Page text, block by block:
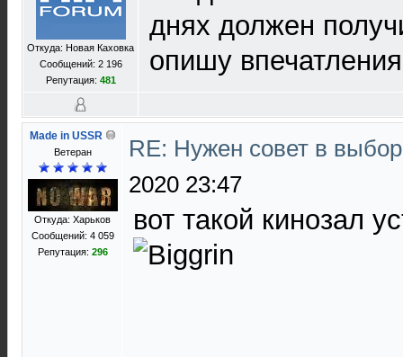
Откуда: Новая Каховка
Сообщений: 2 196
Репутация: 481
днях должен
опишу
Made in USSR
Ветеран
Откуда: Харьков
Сообщений: 4 059
Репутация: 296
RE: Нужен совет в
2020 23:47
вот такой кинозал